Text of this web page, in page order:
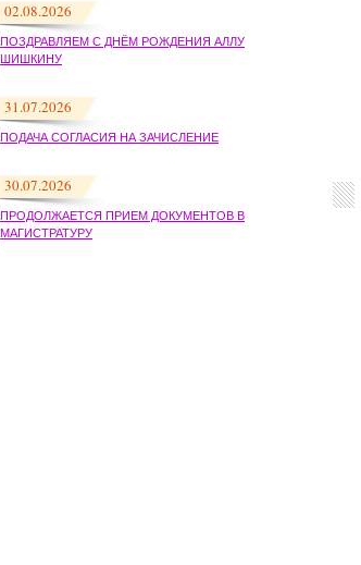
02.08.2026
ПОЗДРАВЛЯЕМ С ДНЁМ РОЖДЕНИЯ АЛЛУ
ШИШКИНУ
31.07.2026
ПОДАЧА СОГЛАСИЯ НА ЗАЧИСЛЕНИЕ
30.07.2026
ПРОДОЛЖАЕТСЯ ПРИЕМ ДОКУМЕНТОВ В
МАГИСТРАТУРУ